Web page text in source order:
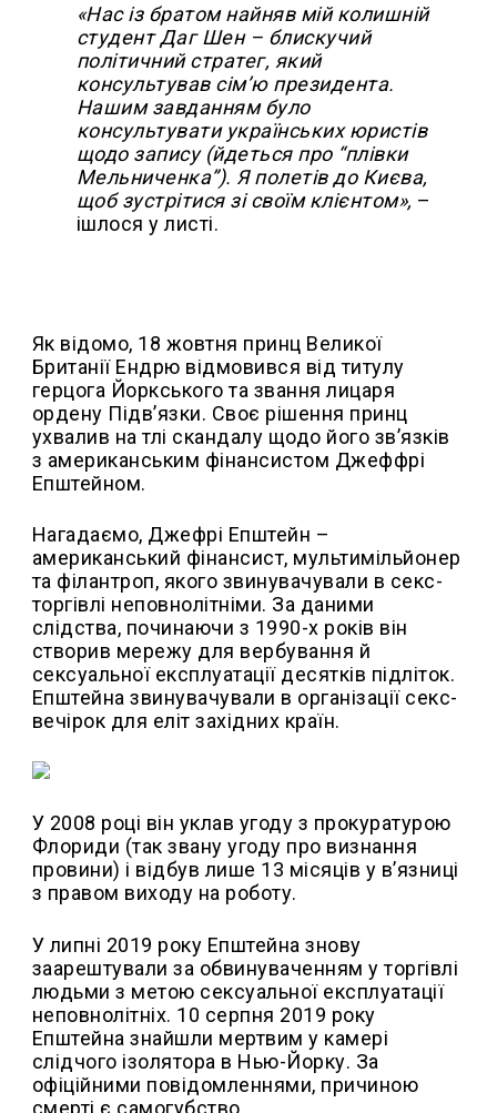
«Нас із братом найняв мій колишній
студент Даг Шен – блискучий
політичний стратег, який
консультував сім’ю президента.
Нашим завданням було
консультувати українських юристів
щодо запису (йдеться про “плівки
Мельниченка”). Я полетів до Києва,
щоб зустрітися зі своїм клієнтом», –
ішлося у листі.
Як відомо, 18 жовтня принц Великої
Британії Ендрю відмовився від титулу
герцога Йоркського та звання лицаря
ордену Підв’язки. Своє рішення принц
ухвалив на тлі скандалу щодо його зв’язків
з американським фінансистом Джеффрі
Епштейном.
Нагадаємо, Джефрі Епштейн –
американський фінансист, мультимільйонер
та філантроп, якого звинувачували в секс-
торгівлі неповнолітніми. За даними
слідства, починаючи з 1990-х років він
створив мережу для вербування й
сексуальної експлуатації десятків підліток.
Епштейна звинувачували в організації секс-
вечірок для еліт західних країн.
У 2008 році він уклав угоду з прокуратурою
Флориди (так звану угоду про визнання
провини) і відбув лише 13 місяців у в’язниці
з правом виходу на роботу.
У липні 2019 року Епштейна знову
заарештували за обвинуваченням у торгівлі
людьми з метою сексуальної експлуатації
неповнолітніх. 10 серпня 2019 року
Епштейна знайшли мертвим у камері
слідчого ізолятора в Нью-Йорку. За
офіційними повідомленнями, причиною
смерті є самогубство.